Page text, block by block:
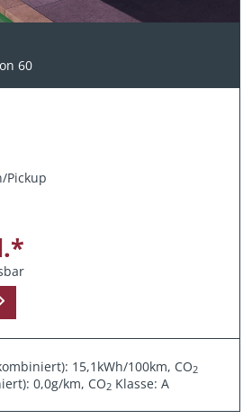
60
Pickup
15,1kWh/100km, CO2
0,0g/km, CO2 Klasse: A